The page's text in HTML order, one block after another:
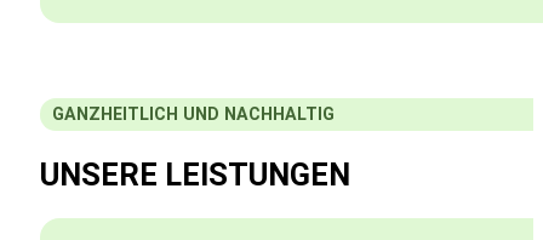
GANZHEITLICH UND NACHHALTIG
UNSERE LEISTUNGEN